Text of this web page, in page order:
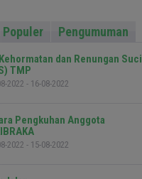
Pengumuman
dan Renungan Suci
TMP
2022 - 16-08-2022
Pengkuhan Anggota
2022 - 15-08-2022